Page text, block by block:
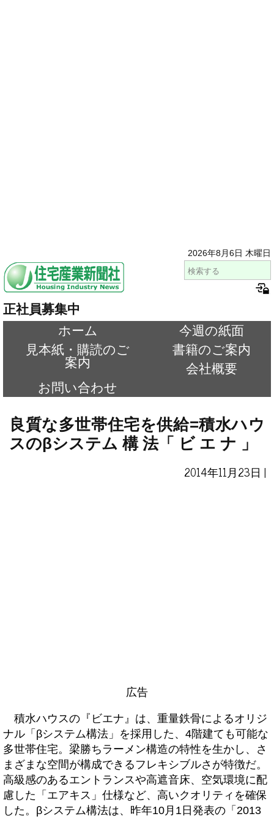
2026年8月6日 木曜日
正社員募集中
ホーム
今週の紙面
見本紙・購読のご
案内
書籍のご案内
会社概要
お問い合わせ
良質な多世帯住宅を供給=積水ハウ
スのβシステム 構 法「 ビ エ ナ 」
2014年11月23日 |
広告
積水ハウスの『ビエナ』は、重量鉄骨によるオリジ
ナル「βシステム構法」を採用した、4階建ても可能な
多世帯住宅。梁勝ちラーメン構造の特性を生かし、さ
まざまな空間が構成できるフレキシブルさが特徴だ。
高級感のあるエントランスや高遮音床、空気環境に配
慮した「エアキス」仕様など、高いクオリティを確保
した。βシステム構法は、昨年10月1日発表の「2013